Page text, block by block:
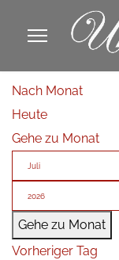
Nach Monat
Heute
Gehe zu Monat
Gehe zu Monat
Vorheriger Tag